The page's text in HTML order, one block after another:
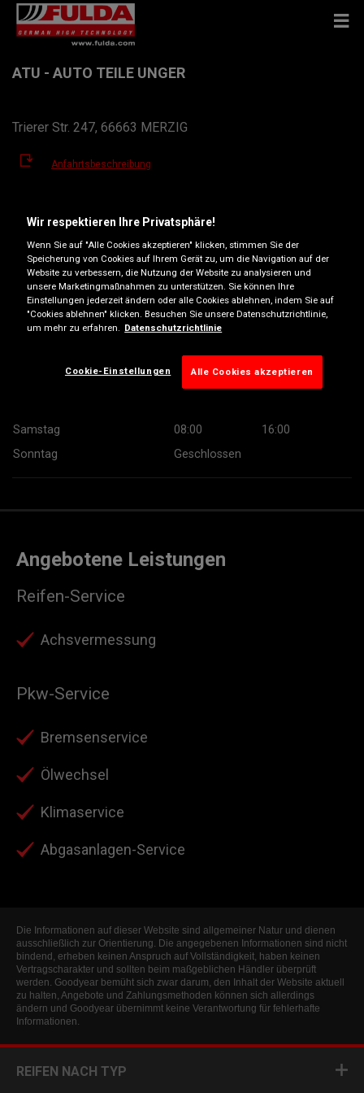
ATU - AUTO TEILE UNGER
Trierer Str. 247, 66663 MERZIG
Anfahrtsbeschreibung
Telefonnummer anzeigen
merzig@atu.de
Öffnungszeiten
Montag 07:30
18:00
Dienstag
07:30
07:30
18:00
18:00
Samstag
08:00
16:00
Sonntag
Geschlossen
Angebotene Leistungen
Reifen-Service
Achsvermessung
Pkw-Service
Bremsenservice
Ölwechsel
Klimaservice
Abgasanlagen-Service
Die Informationen auf dieser Website sind allgemeiner Natur und dienen
ausschließlich zur Orientierung. Die angegebenen Informationen sind nicht
bindend, erheben keinen Anspruch auf Vollständigkeit, haben keinen
Vertragscharakter und sollten beim maßgeblichen Händler überprüft
werden. Goodyear bemüht sich zwar darum, den Inhalt der Website aktuell
zu halten, Angebote und Zahlungsmethoden können sich allerdings
ändern und Goodyear übernimmt keine Verantwortung für fehlerhafte
Informationen.
REIFEN NACH TYP
Wir respektieren Ihre Privatsphäre!
Wenn Sie auf "Alle Cookies akzeptieren" klicken, stimmen Sie der
Speicherung von Cookies auf Ihrem Gerät zu, um die Navigation auf der
Website zu verbessern, die Nutzung der Website zu analysieren und
unsere Marketingmaßnahmen zu unterstützen. Sie können Ihre
Einstellungen jederzeit ändern oder alle Cookies ablehnen, indem Sie auf
"Cookies ablehnen" klicken. Besuchen Sie unsere Datenschutzrichtlinie,
um mehr zu erfahren.
Datenschutzrichtlinie
Cookie-Einstellungen Alle Cookies akzeptieren